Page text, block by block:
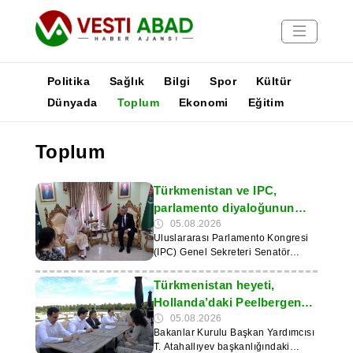
Haberler
Yayınlar
Medya
Poster
Politika Sağlık Bilgi Spor
Kültür
Dünyada
Toplum Ekonomi Eğitim
Toplum
Türkmenistan ve IPC,
parlamento diyaloğunun
geliştirilmesini görüştü
05.08.2026
Uluslararası Parlamento Kongresi
(IPC) Genel Sekreteri Senatör
tarihinde Pakistan İslam
Cumhuriyeti’ndeki Türkmenistan
Büyükelçiliği’ni ziyaret etti. Bu
haber, Türkmen diplomatik
misyonunun basın ofisi tarafından
Türkmenistan heyeti,
Hollanda’daki Peelbergen
merkezini ziyaret etti
05.08.2026
Bakanlar Kurulu Başkan Yardımcısı
T. Atahallıyev başkanlığındaki